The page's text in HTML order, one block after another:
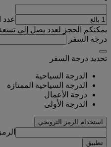
عدد
يمكنكم الحجز لعدد يصل إلى
درجة السفر
تحديد درجة السفر
الدرجة السياحية
الدرجة السياحية الممتازة
درجة الأعمال
الدرجة الأولى
استخدام الرمز الترويجي
تطبيق